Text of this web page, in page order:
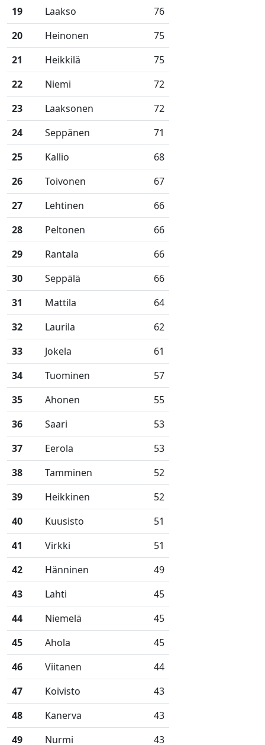
19
Laakso
76
20
Heinonen
75
21
Heikkilä
75
22
Niemi
72
23
Laaksonen
72
24
Seppänen
71
25
Kallio
68
26
Toivonen
67
27
Lehtinen
66
28
Peltonen
66
29
Rantala
66
30
Seppälä
66
31
Mattila
64
32
Laurila
62
33
Jokela
61
34
Tuominen
57
35
Ahonen
55
36
Saari
53
37
Eerola
53
38
Tamminen
52
39
Heikkinen
52
40
Kuusisto
51
41
Virkki
51
42
Hänninen
49
43
Lahti
45
44
Niemelä
45
45
Ahola
45
46
Viitanen
44
47
Koivisto
43
48
Kanerva
43
49
Nurmi 43